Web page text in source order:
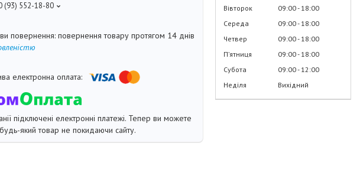
(93) 552-18-80
повернення товару протягом 14 днів
підключені електронні платежі. Тепер ви можете
який товар не покидаючи сайту.
Вівторок
09:00 18:00
Середа
09:00 18:00
Четвер
09:00 18:00
Пʼятниця
09:00 18:00
Субота
09:00 12:00
Неділя
Вихідний